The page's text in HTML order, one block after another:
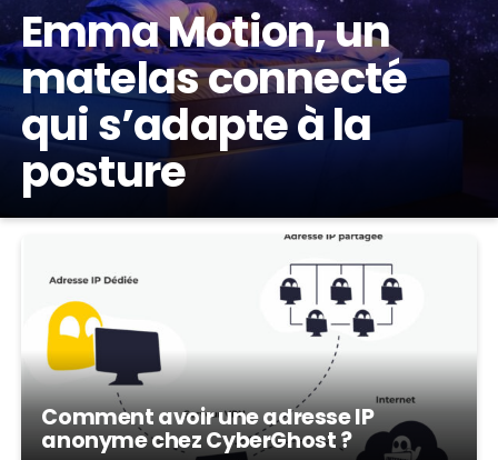
Emma Motion, un
matelas connecté
qui s’adapte à la
posture
Comment avoir une adresse IP
anonyme chez CyberGhost ?